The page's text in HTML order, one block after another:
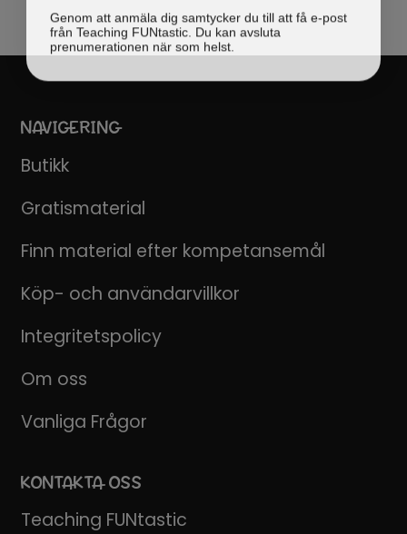
NAVIGERING
Butikk
Gratismaterial
Finn material efter kompetansemål
Köp- och användarvillkor
Integritetspolicy
Om oss
Vanliga Frågor
KONTAKTA OSS
Teaching FUNtastic
Genom att anmäla dig samtycker du till att få e-post
från Teaching FUNtastic. Du kan avsluta
prenumerationen när som helst.